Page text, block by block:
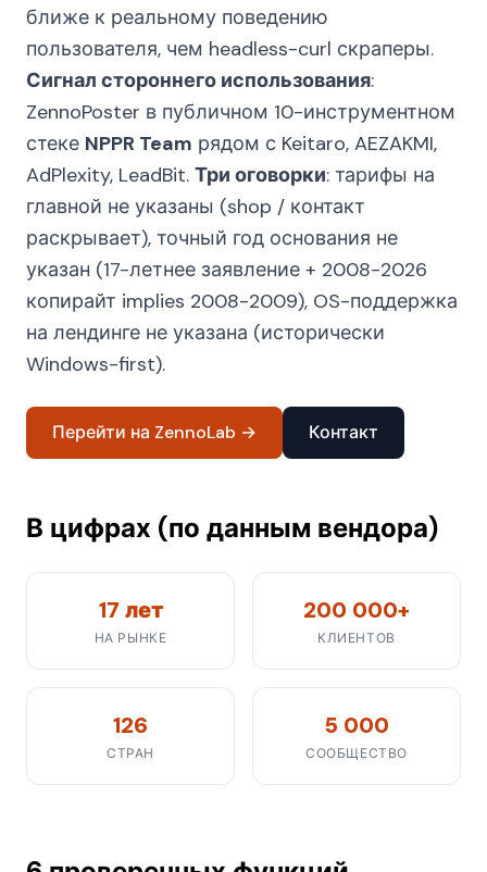
ближе к реальному поведению
пользователя, чем headless-curl скраперы.
Сигнал стороннего использования:
ZennoPoster в публичном 10-инструментном
стеке NPPR Team рядом с Keitaro, AEZAKMI,
AdPlexity, LeadBit. Три оговорки: тарифы на
главной не указаны (shop / контакт
раскрывает), точный год основания не
указан (17-летнее заявление + 2008-2026
копирайт implies 2008-2009), OS-поддержка
на лендинге не указана (исторически
Windows-first).
Перейти на ZennoLab → Контакт
В цифрах (по данным вендора)
17 лет
НА РЫНКЕ
200 000+
КЛИЕНТОВ
126
СТРАН
5 000
СООБЩЕСТВО